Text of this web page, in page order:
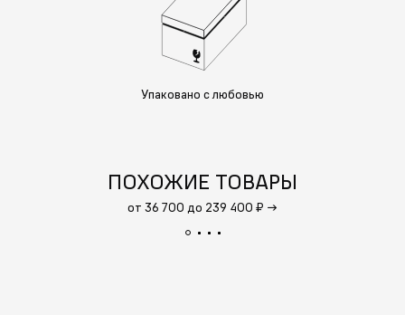
Упаковано с любовью
ПОХОЖИЕ ТОВАРЫ
от 36 700 до 239 400 ₽ →